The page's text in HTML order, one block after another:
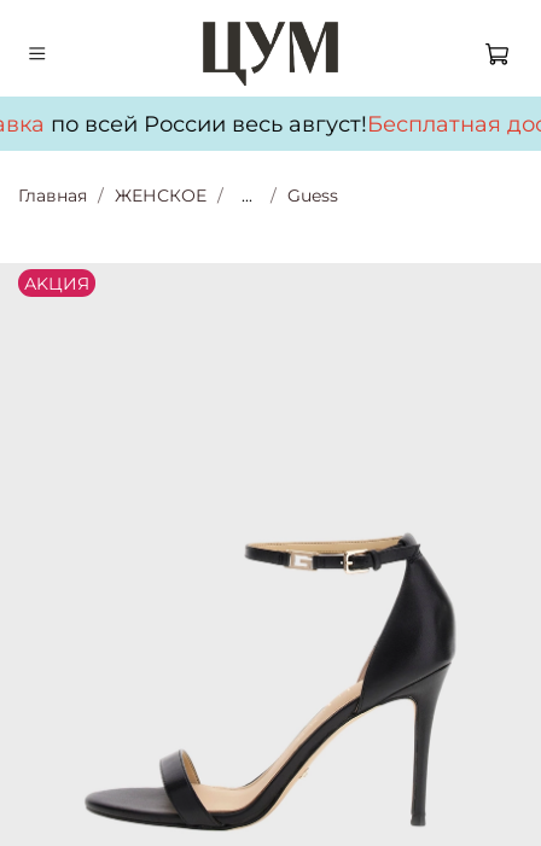
по всей России весь август!Бесплатная
Главная ЖЕНСКОЕ ... Guess
АKЦИЯ